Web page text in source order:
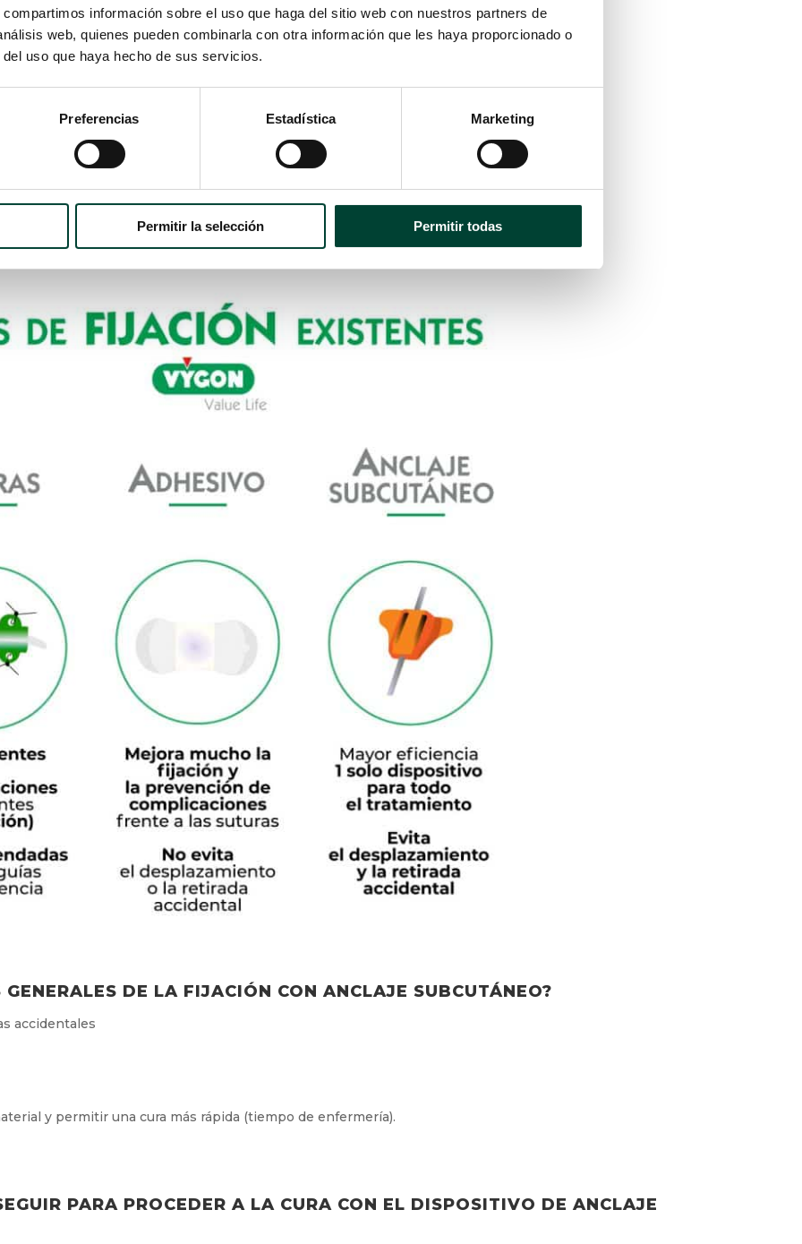
información sobre el uso que haga del sitio web con nuestros partners de
web, quienes pueden combinarla con otra información que les haya proporcionado o
uso que haya hecho de sus servicios.
Preferencias Estadística Marketing
Permitir la selección Permitir todas
DE LA FIJACIÓN CON ANCLAJE SUBCUTÁNEO FRENTE A UNA
del catéter
de inserción a 360º
DE LA FIJACIÓN CON ANCLAJE SUBCUTÁNEO?
accidentales
y permitir una cura más rápida (tiempo de enfermería).
PARA PROCEDER A LA CURA CON EL DISPOSITIVO DE ANCLAJE